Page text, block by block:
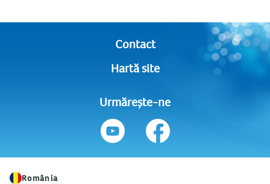
Contact
Hartă site
Urmărește-ne
România